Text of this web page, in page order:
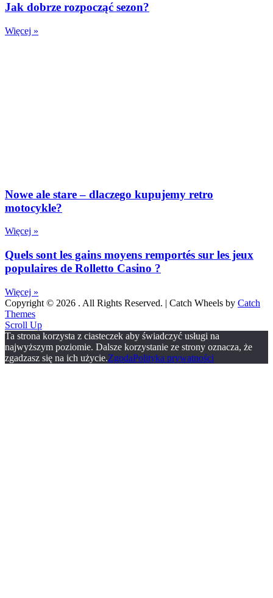
Jak dobrze rozpocząć sezon?
Więcej »
Nowe ale stare – dlaczego kupujemy retro
motocykle?
Więcej »
Quels sont les gains moyens remportés sur les jeux
populaires de Rolletto Casino ?
Więcej »
Copyright © 2026 . All Rights Reserved. | Catch Wheels by Catch
Themes
Scroll Up
Ta strona korzysta z ciasteczek aby świadczyć usługi na
najwyższym poziomie. Dalsze korzystanie ze strony oznacza, że
zgadzasz się na ich użycie.ZgodaPolityka prywatności